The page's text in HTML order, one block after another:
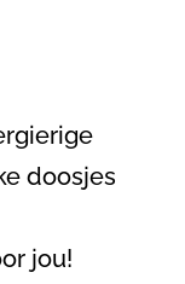
doosjes
jou!